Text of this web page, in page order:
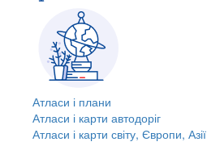
Атласи і плани
Атласи і карти автодоріг
Атласи і карти світу, Європи, Азії